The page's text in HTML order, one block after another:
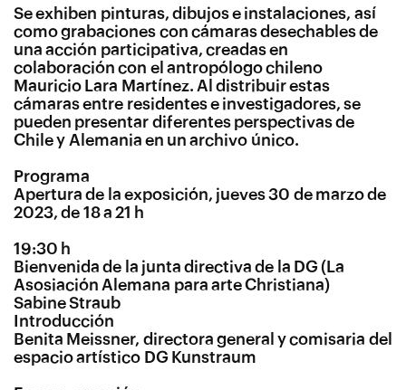
Se exhiben pinturas, dibujos e instalaciones, así
como grabaciones con cámaras desechables de
una acción participativa, creadas en
colaboración con el antropólogo chileno
Mauricio Lara Martínez. Al distribuir estas
cámaras entre residentes e investigadores, se
pueden presentar diferentes perspectivas de
Chile y Alemania en un archivo único.
Programa
Apertura de la exposición, jueves 30 de marzo de
2023, de 18 a 21 h
19:30 h
Bienvenida de la junta directiva de la DG (La
Asosiación Alemana para arte Christiana)
Sabine Straub
Introducción
Benita Meissner, directora general y comisaria del
espacio artístico DG Kunstraum